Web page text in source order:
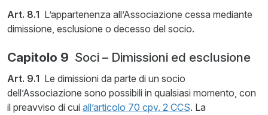
Art. 8.1 L’appartenenza all’Associazione cessa mediante
dimissione, esclusione o decesso del socio.
Capitolo 9 Soci – Dimissioni ed esclusione
Art. 9.1 Le dimissioni da parte di un socio
dell’Associazione sono possibili in qualsiasi momento, con
il preavviso di cui all’articolo 70 cpv. 2 CCS. La